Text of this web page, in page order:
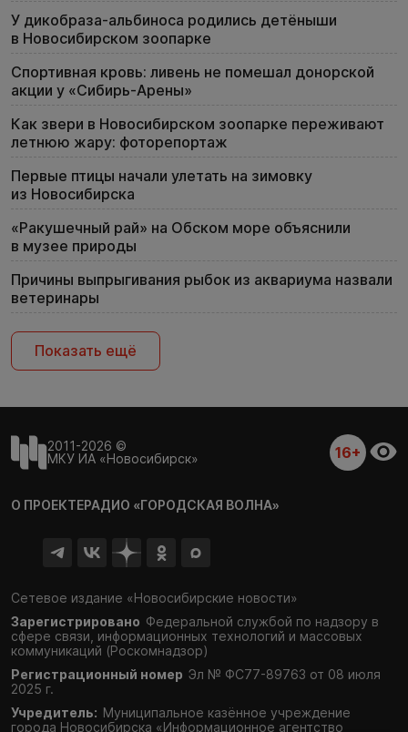
У дикобраза-альбиноса родились детёныши
в Новосибирском зоопарке
Спортивная кровь: ливень не помешал донорской
акции у «Сибирь-Арены»
Как звери в Новосибирском зоопарке переживают
летнюю жару: фоторепортаж
Первые птицы начали улетать на зимовку
из Новосибирска
«Ракушечный рай» на Обском море объяснили
в музее природы
Причины выпрыгивания рыбок из аквариума назвали
ветеринары
Показать ещё
2011-2026 ©
МКУ ИА «Новосибирск»
16+
О ПРОЕКТЕРАДИО «ГОРОДСКАЯ ВОЛНА»
Сетевое издание «Новосибирские новости»
Зарегистрировано Федеральной службой по надзору в
сфере связи, информационных технологий и массовых
коммуникаций (Роскомнадзор)
Регистрационный номер Эл № ФС77-89763 от 08 июля
2025 г.
Учредитель: Муниципальное казённое учреждение
города Новосибирска «Информационное агентство